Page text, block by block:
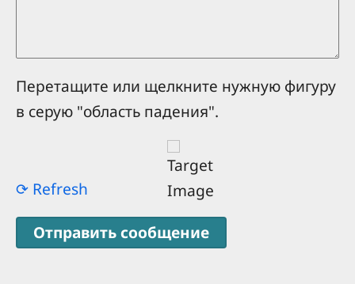
Перетащите или щелкните нужную фигуру
в серую "область падения".
⟳ Refresh